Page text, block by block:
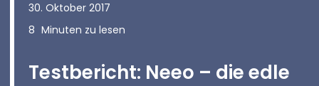
30. Oktober 2017
8 Minuten zu lesen
Testbericht: Neeo – die edle